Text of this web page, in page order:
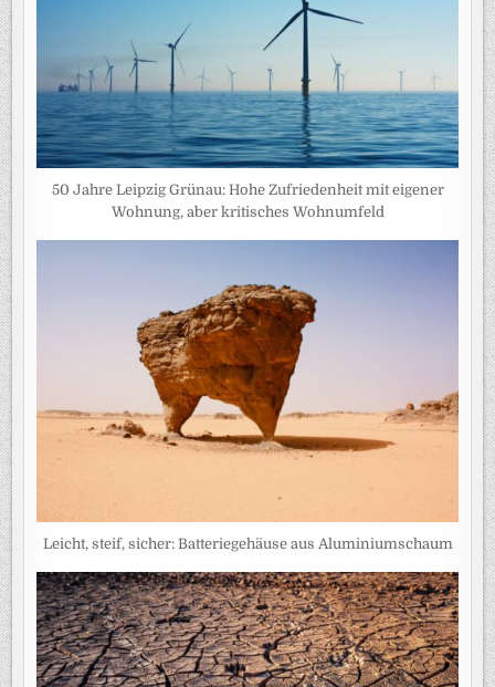
50 Jahre Leipzig Grünau: Hohe Zufriedenheit mit eigener
Wohnung, aber kritisches Wohnumfeld
Leicht, steif, sicher: Batteriegehäuse aus Aluminiumschaum